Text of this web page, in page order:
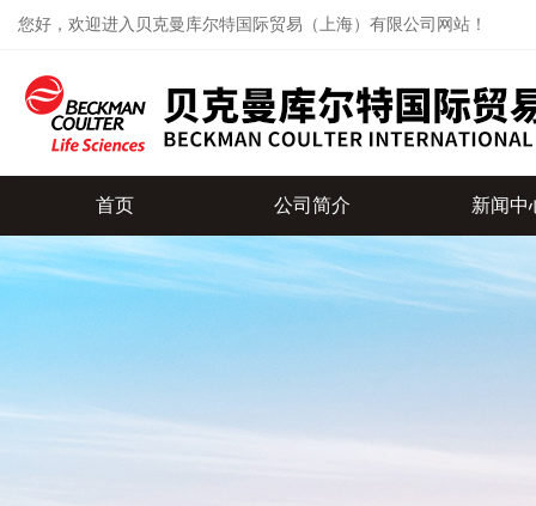
您好，欢迎进入贝克曼库尔特国际贸易（上海）有限公司网站！
首页 公司简介 新闻中